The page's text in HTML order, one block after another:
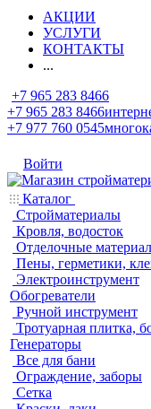
АКЦИИ
УСЛУГИ
КОНТАКТЫ
...
+7 965 283 8466
+7 965 283 8466
+7 977 760 0545
Войти
Каталог
Стройматериалы
Кровля, водосток
Отделочные
Пены, герметики,
Электроинструмент
Обогреватели
Ручной инструмент
Тротуарная плитка,
Генераторы
Все для бани
Ограждение, заборы
Сетка